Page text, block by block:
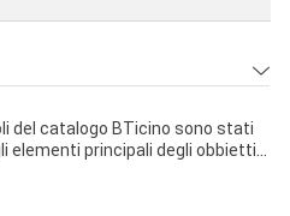
del catalogo BTicino sono stati
principali degli obbiettivi
Bassa Tensione:
dove richiesto, anche